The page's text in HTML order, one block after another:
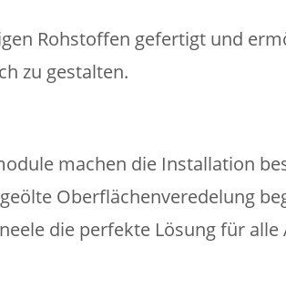
Rohstoffen gefertigt und
zu gestalten.
machen die Installation
Oberflächenveredelung
die perfekte Lösung für